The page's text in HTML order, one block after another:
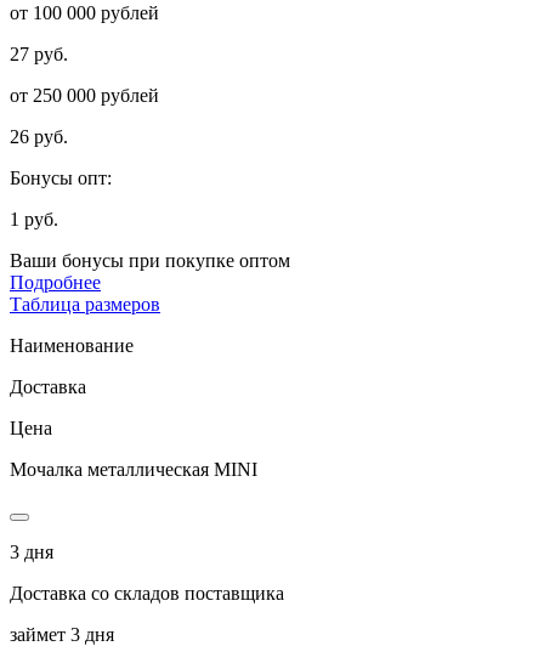
от 100 000 рублей
27 руб.
от 250 000 рублей
26 руб.
Бонусы опт:
1 руб.
Ваши бонусы при покупке оптом
Подробнее
Таблица размеров
Наименование
Доставка
Цена
Мочалка металлическая MINI
3 дня
Доставка со складов поставщика
займет 3 дня